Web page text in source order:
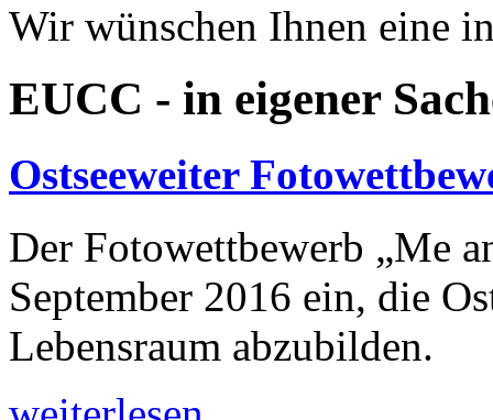
Wir wünschen Ihnen eine
EUCC - in eigener
Ostseeweiter
Der Fotowettbewerb „Me
September 2016 ein, die
Lebensraum abzubilden.